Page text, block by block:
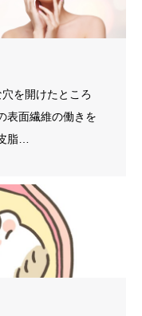
を開けたところ
表面繊維の働きを
脂…